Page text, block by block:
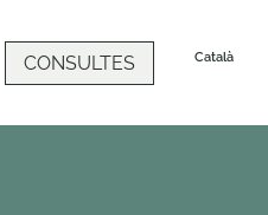
CONSULTES Català